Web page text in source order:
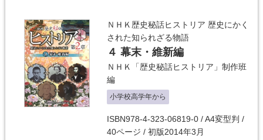
ＮＨＫ歴史秘話ヒストリア 歴史にかく
された知られざる物語
４ 幕末・維新編
ＮＨＫ「歴史秘話ヒストリア」制作班
編
小学校高学年から
ISBN978-4-323-06819-0 / A4変型判 /
40ページ / 初版2014年3月